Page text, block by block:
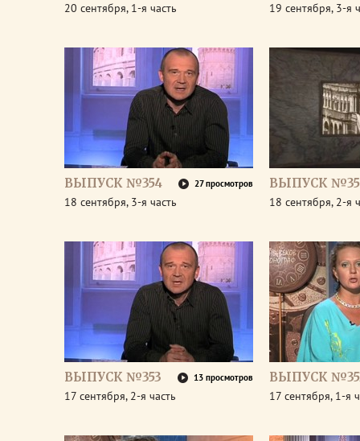
20 сентября, 1-я часть 19 сентября, 3-я
ВЫПУСК №354 27 просмотров
18 сентября, 3-я часть
ВЫПУСК
18 сентября, 2-я
ВЫПУСК №353 13 просмотров
17 сентября, 2-я часть
ВЫПУСК
17 сентября, 1-я